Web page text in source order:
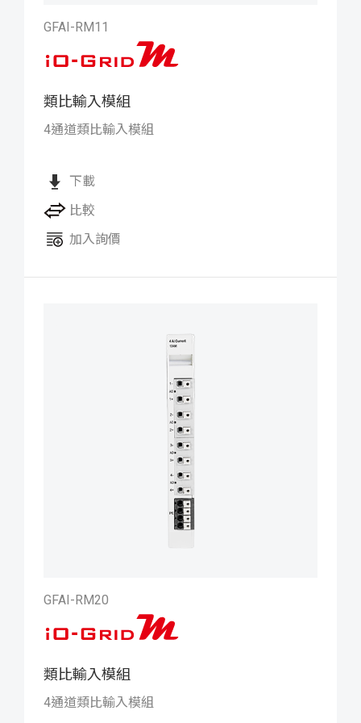
GFAI-RM11
類比輸入模組
4通道類比輸入模組
下載
比較
加入詢價
GFAI-RM20
類比輸入模組
4通道類比輸入模組